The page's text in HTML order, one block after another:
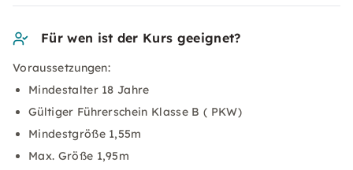
Für wen ist der Kurs geeignet?
Voraussetzungen:
Mindestalter 18 Jahre
Gültiger Führerschein Klasse B ( PKW)
Mindestgröße 1,55m
Max. Größe 1,95m